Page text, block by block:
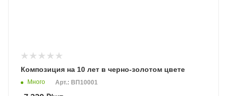
Композиция на 10 лет в черно-золотом цвете
Много Арт.: ВП10001